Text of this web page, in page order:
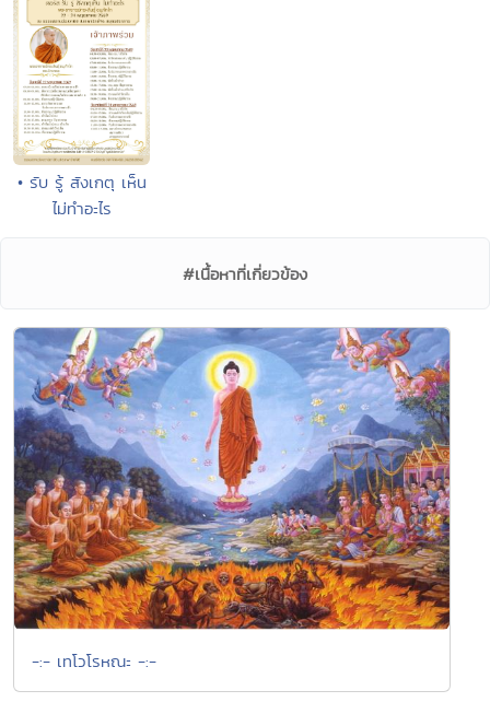
• รับ รู้ สังเกตุ เห็น
ไม่ทำอะไร
#เนื้อหาที่เกี่ยวข้อง
-:- เทโวโรหณะ -:-